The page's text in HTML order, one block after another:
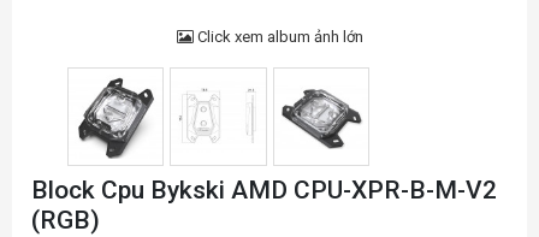
Click xem album ảnh lớn
Block Cpu Bykski AMD CPU-XPR-B-M-V2
(RGB)